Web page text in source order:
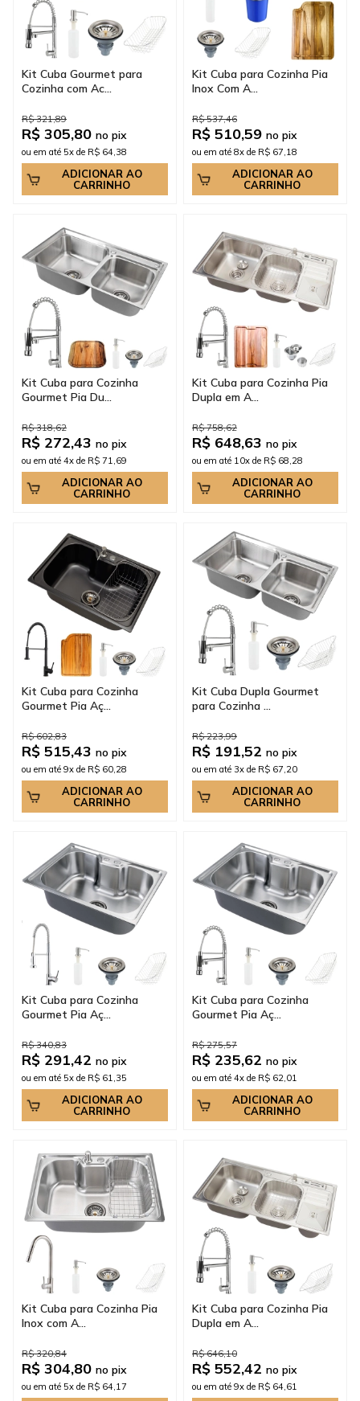
Kit Cuba Gourmet para
Cozinha com Ac...
R$ 321,89
R$ 305,80 no pix
ou em até 5x de R$ 64,38
ADICIONAR AO
CARRINHO
Kit Cuba para Cozinha Pia
Inox Com A...
R$ 537,46
R$ 510,59 no pix
ou em até 8x de R$ 67,18
ADICIONAR AO
CARRINHO
Kit Cuba para Cozinha
Gourmet Pia Du...
R$ 318,62
R$ 272,43 no pix
ou em até 4x de R$ 71,69
ADICIONAR AO
CARRINHO
Kit Cuba para Cozinha Pia
Dupla em A...
R$ 758,62
R$ 648,63 no pix
ou em até 10x de R$ 68,28
ADICIONAR AO
CARRINHO
Kit Cuba para Cozinha
Gourmet Pia Aç...
R$ 602,83
R$ 515,43 no pix
ou em até 9x de R$ 60,28
ADICIONAR AO
CARRINHO
Kit Cuba Dupla Gourmet
para Cozinha ...
R$ 223,99
R$ 191,52 no pix
ou em até 3x de R$ 67,20
ADICIONAR AO
CARRINHO
Kit Cuba para Cozinha
Gourmet Pia Aç...
R$ 340,83
R$ 291,42 no pix
ou em até 5x de R$ 61,35
ADICIONAR AO
CARRINHO
Kit Cuba para Cozinha
Gourmet Pia Aç...
R$ 275,57
R$ 235,62 no pix
ou em até 4x de R$ 62,01
ADICIONAR AO
CARRINHO
Kit Cuba para Cozinha Pia
Inox com A...
R$ 320,84
R$ 304,80 no pix
ou em até 5x de R$ 64,17
Kit Cuba para Cozinha Pia
Dupla em A...
R$ 646,10
R$ 552,42 no pix
ou em até 9x de R$ 64,61